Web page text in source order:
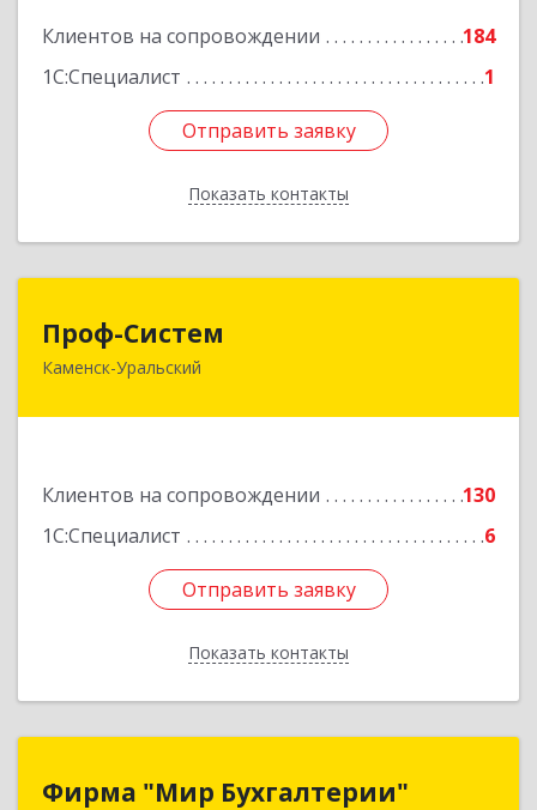
Клиентов на сопровождении
184
1С:Специалист
1
Отправить заявку
Показать контакты
Отправить заявку
Назад
Проф-Систем
Каменск-Уральский
Клиентов на сопровождении
130
1С:Специалист
6
Отправить заявку
Показать контакты
623406, Свердловская обл, Каменск-Уральский
Отправить заявку
Назад
Фирма "Мир Бухгалтерии"